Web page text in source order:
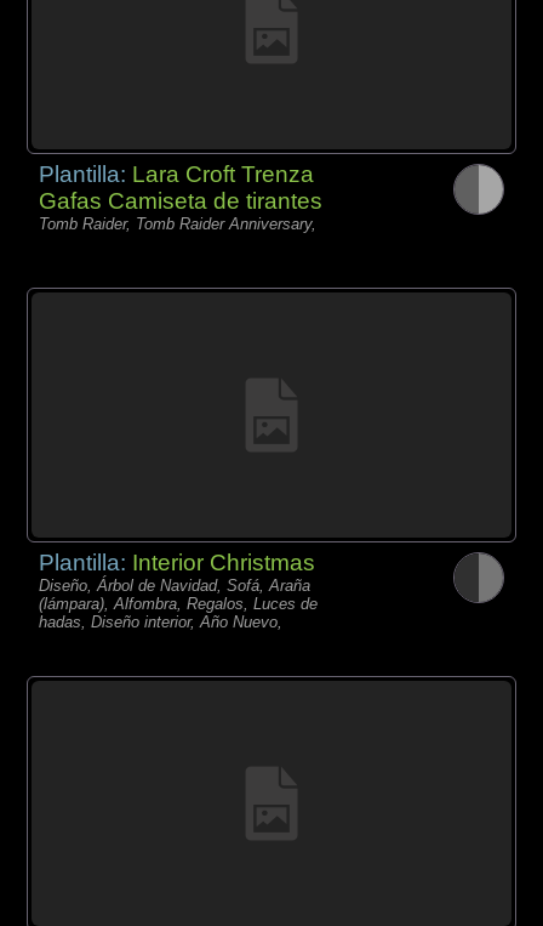
Plantilla: Lara Croft Trenza
Gafas Camiseta de tirantes
Tomb Raider, Tomb Raider Anniversary,
Plantilla: Interior Christmas
Diseño, Árbol de Navidad, Sofá, Araña
(lámpara), Alfombra, Regalos, Luces de
hadas, Diseño interior, Año Nuevo,